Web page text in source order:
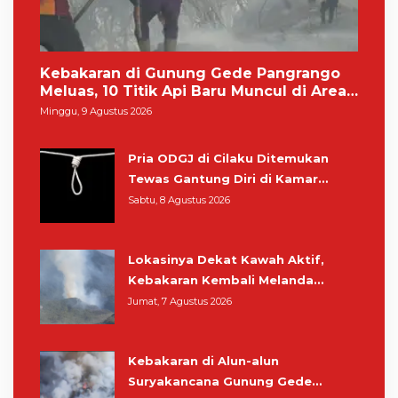
Kebakaran di Gunung Gede Pangrango
Meluas, 10 Titik Api Baru Muncul di Area
Kawah Wadon
Minggu, 9 Agustus 2026
Pria ODGJ di Cilaku Ditemukan
Tewas Gantung Diri di Kamar
Mandi
Sabtu, 8 Agustus 2026
Lokasinya Dekat Kawah Aktif,
Kebakaran Kembali Melanda
Kawasan Gunung Gede Pangrango
Jumat, 7 Agustus 2026
Kebakaran di Alun-alun
Suryakancana Gunung Gede